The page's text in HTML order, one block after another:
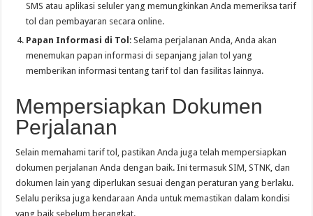
SMS atau aplikasi seluler yang memungkinkan Anda memeriksa tarif
tol dan pembayaran secara online.
Papan Informasi di Tol : Selama perjalanan Anda, Anda akan
menemukan papan informasi di sepanjang jalan tol yang
memberikan informasi tentang tarif tol dan fasilitas lainnya.
Mempersiapkan Dokumen
Perjalanan
Selain memahami tarif tol, pastikan Anda juga telah mempersiapkan
dokumen perjalanan Anda dengan baik. Ini termasuk SIM, STNK, dan
dokumen lain yang diperlukan sesuai dengan peraturan yang berlaku.
Selalu periksa juga kendaraan Anda untuk memastikan dalam kondisi
yang baik sebelum berangkat.